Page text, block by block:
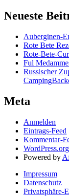
Neueste
Auberginen-
Rote Bete
Rote-Bete-
Ful
Russischer
Meta
Anmelden
Eintrags-Feed
Kommentar-
WordPress.org
Powered by
Impressum
Datenschutz
Privatsphäre-